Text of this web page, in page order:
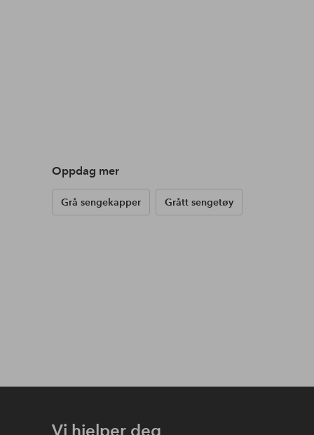
Oppdag mer
Grå sengekapper Grått sengetøy
Vi hjelper deg